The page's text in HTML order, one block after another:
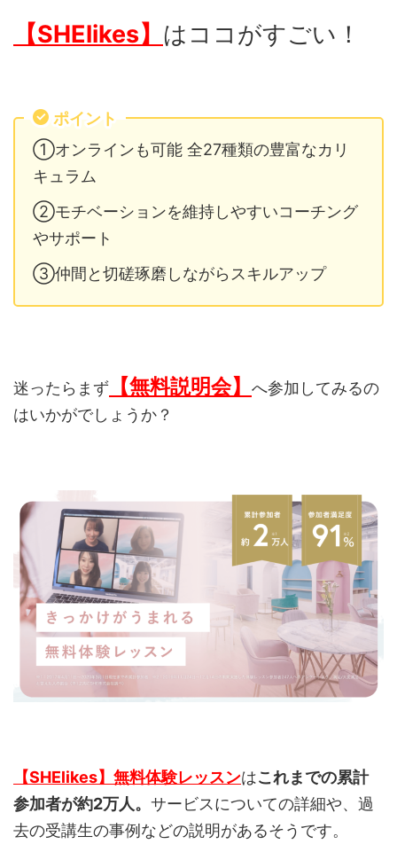
【SHElikes】 はココがすごい！
ポイント
①オンラインも可能 全27種類の豊富なカリ
キュラム
②モチベーションを維持しやすいコーチング
やサポート
③仲間と切磋琢磨しながらスキルアップ
迷ったらまず 【無料説明会】
へ参加してみるの
はいかがでしょうか？
【SHElikes】無料体験レッスンはこれまでの累計
参加者が約2万人。 サービスについての詳細や、過
去の受講生の事例などの説明があるそうです。